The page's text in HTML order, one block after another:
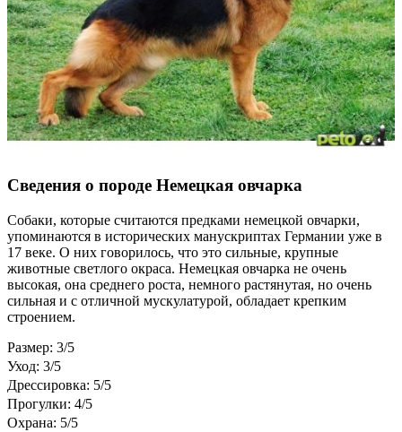
Сведения о породе Немецкая овчарка
Собаки, которые считаются предками немецкой овчарки,
упоминаются в исторических манускриптах Германии уже в
17 веке. О них говорилось, что это сильные, крупные
животные светлого окраса. Немецкая овчарка не очень
высокая, она среднего роста, немного растянутая, но очень
сильная и с отличной мускулатурой, обладает крепким
строением.
Размер: 3/5
Уход: 3/5
Дрессировка: 5/5
Прогулки: 4/5
Охрана: 5/5